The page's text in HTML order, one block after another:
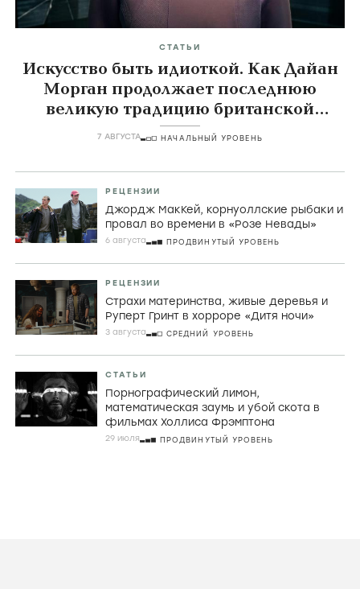
СТАТЬИ
Искусство быть идиоткой. Как Дайан
Морган продолжает последнюю
великую традицию британской
комедии
7 АВГУСТА НАЧАЛЬНЫЙ УРОВЕНЬ
РЕЦЕНЗИИ
Джордж МакКей, корнуоллские рыбаки и
провал во времени в «Розе Невады»
6 августа ПРОДВИНУТЫЙ УРОВЕНЬ
РЕЦЕНЗИИ
Страхи материнства, живые деревья и
Руперт Гринт в хорроре «Дитя ночи»
3 августа СРЕДНИЙ УРОВЕНЬ
СТАТЬИ
Порнографический лимон,
математическая заумь и убой скота в
фильмах Холлиса Фрэмптона
29 июля ПРОДВИНУТЫЙ УРОВЕНЬ